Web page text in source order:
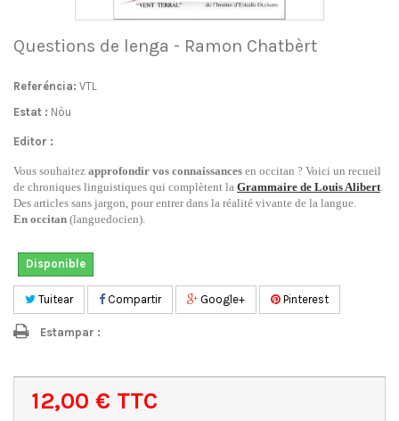
Questions de lenga - Ramon Chatbèrt
Referéncia: VTL
Estat : Nòu
Editor :
Vous souhaitez approfondir vos connaissances en occitan ? Voici un recueil
de chroniques linguistiques qui complètent la Grammaire de Louis Alibert.
Des articles sans jargon, pour entrer dans la réalité vivante de la langue.
En occitan (languedocien).
Disponible
Tuitear Compartir Google+ Pinterest
Estampar :
12,00 € TTC